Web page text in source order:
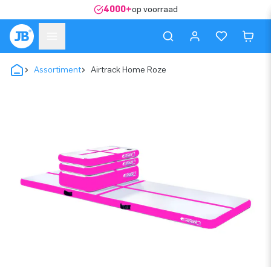
4000+op voorraad
Assortiment Airtrack Home Roze